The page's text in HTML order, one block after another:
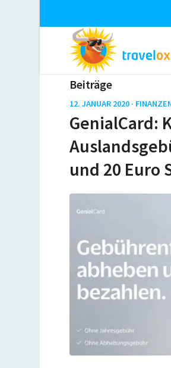
Beiträge
12. JANUAR 2020 ·
GenialCard:
und 20 Euro